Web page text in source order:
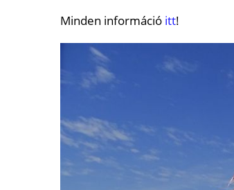
Minden információ itt!